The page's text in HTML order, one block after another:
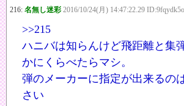
216: 名無し迷彩 2016/10/24(月) 14:47:22.29
>>215
ハニバは知らんけど飛距離と集
かにくらべたらマシ。
弾のメーカーに指定が出来るの
さい